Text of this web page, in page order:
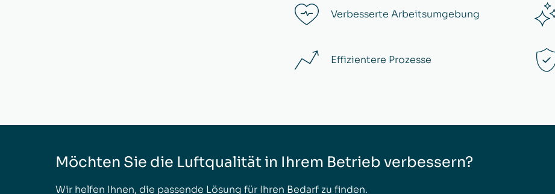
Verbesserte Arbeitsumgebung
Effizientere Prozesse
Möchten Sie die Luftqualität in Ihrem Betrieb verbessern?
Wir helfen Ihnen, die passende Lösung für Ihren Bedarf zu finden.